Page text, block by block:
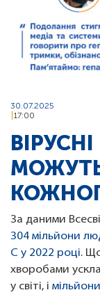
30.07.2025
17:00
За даними
304 мільйони
C у 2022 році.
хворобами
у світі, і